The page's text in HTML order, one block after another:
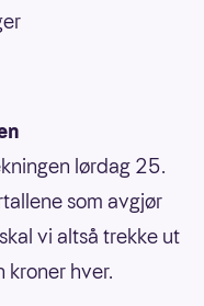
lørdag 25.
som avgjør
vi altså trekke ut
kroner hver.